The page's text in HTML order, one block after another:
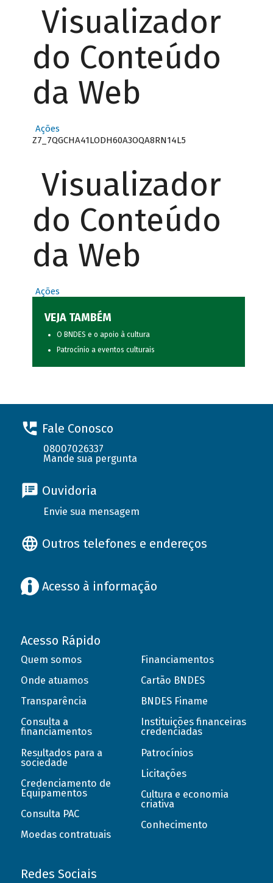
Visualizador
do Conteúdo
da Web
Ações
Z7_7QGCHA41LODH60A3OQA8RN14L5
Visualizador
do Conteúdo
da Web
Ações
VEJA TAMBÉM
O BNDES e o apoio à cultura
Patrocínio a eventos culturais
Fale Conosco
08007026337
Mande sua pergunta
Ouvidoria
Envie sua mensagem
Outros telefones e endereços
Acesso à informação
Acesso Rápido
Quem somos
Onde atuamos
Transparência
Consulta a
financiamentos
Resultados para a
sociedade
Credenciamento de
Equipamentos
Consulta PAC
Moedas contratuais
Financiamentos
Cartão BNDES
BNDES Finame
Instituições financeiras
credenciadas
Patrocínios
Licitações
Cultura e economia
criativa
Conhecimento
Redes Sociais